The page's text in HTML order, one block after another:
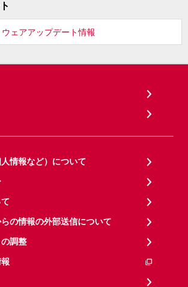
ェアアップデート情報
情報など）について
の情報の外部送信について
調整